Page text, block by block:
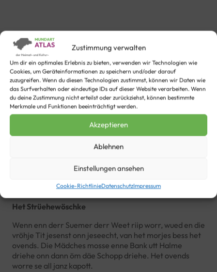
Zustimmung verwalten
Um dir ein optimales Erlebnis zu bieten, verwenden wir Technologien wie
Cookies, um Geräteinformationen zu speichern und/oder darauf
zuzugreifen. Wenn du diesen Technologien zustimmst, können wir Daten wie
das Surfverhalten oder eindeutige IDs auf dieser Website verarbeiten. Wenn
du deine Zustimmung nicht erteilst oder zurückziehst, können bestimmte
Merkmale und Funktionen beeinträchtigt werden.
Akzeptieren
Ablehnen
Einstellungen ansehen
Cookie-RichtlinieDatenschutzImpressum
Het Strüehewöschke
Der Strohwisch
Text Mundart
Het Strüehewöschke
Wenn enn derr Suemer derr Weet riip worr, wued en die
vröhje Tit jesenst onn jeseecht, van het morjes bess het
ovends. Die Mädches mosse enne Bank utt Halme
driehe onn dann öm däe Schopp driehe. Het ovends
worre se all janz kapott.